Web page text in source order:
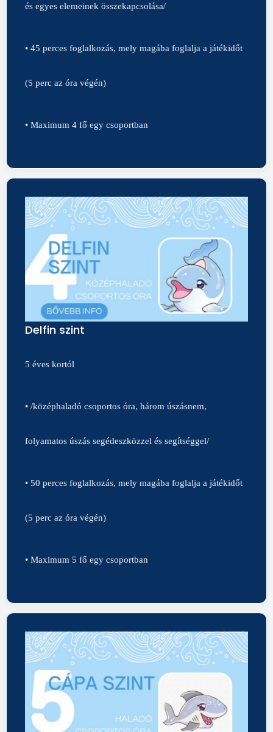
és egyes elemeinek összekapcsolása/
• 45 perces foglalkozás, mely magába foglalja a játékidőt
(5 perc az óra végén)
• Maximum 4 fő egy csoportban
Delfin szint
5 éves kortól
• /középhaladó csoportos óra, három úszásnem,
folyamatos úszás segédeszközzel és segítséggel/
• 50 perces foglalkozás, mely magába foglalja a játékidőt
(5 perc az óra végén)
• Maximum 5 fő egy csoportban